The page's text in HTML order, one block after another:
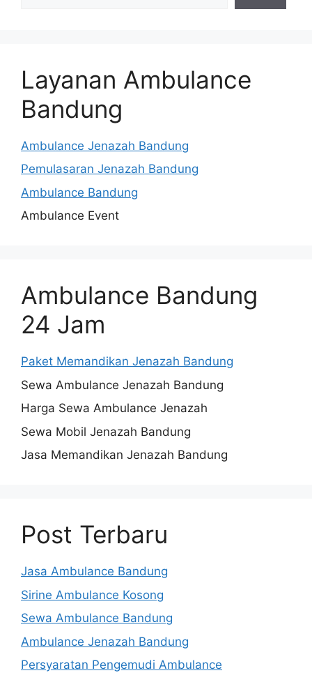
Layanan Ambulance
Bandung
Ambulance Jenazah Bandung
Pemulasaran Jenazah Bandung
Ambulance Bandung
Ambulance Event
Ambulance Bandung
24 Jam
Paket Memandikan Jenazah Bandung
Sewa Ambulance Jenazah Bandung
Harga Sewa Ambulance Jenazah
Sewa Mobil Jenazah Bandung
Jasa Memandikan Jenazah Bandung
Post Terbaru
Jasa Ambulance Bandung
Sirine Ambulance Kosong
Sewa Ambulance Bandung
Ambulance Jenazah Bandung
Persyaratan Pengemudi Ambulance